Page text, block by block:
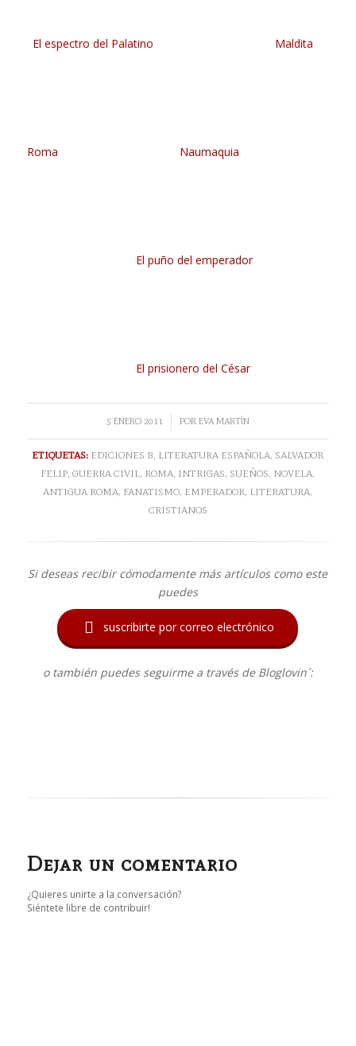
El espectro del Palatino Maldita
Roma Naumaquia
El puño del emperador
El prisionero del César
5 ENERO 2011
/ POR EVA MARTÍN
ETIQUETAS: EDICIONES B, LITERATURA ESPAÑOLA, SALVADOR
FELIP,GUERRA CIVIL, ROMA, INTRIGAS, SUEÑOS, NOVELA,
ANTIGUA ROMA, FANATISMO, EMPERADOR, LITERATURA,
CRISTIANOS
Si deseas recibir cómodamente más artículos como este
puedes
 suscribirte por correo electrónico
o también puedes seguirme a través de Bloglovin´:
Dejar un comentario
¿Quieres unirte a la conversación?
Siéntete libre de contribuir!